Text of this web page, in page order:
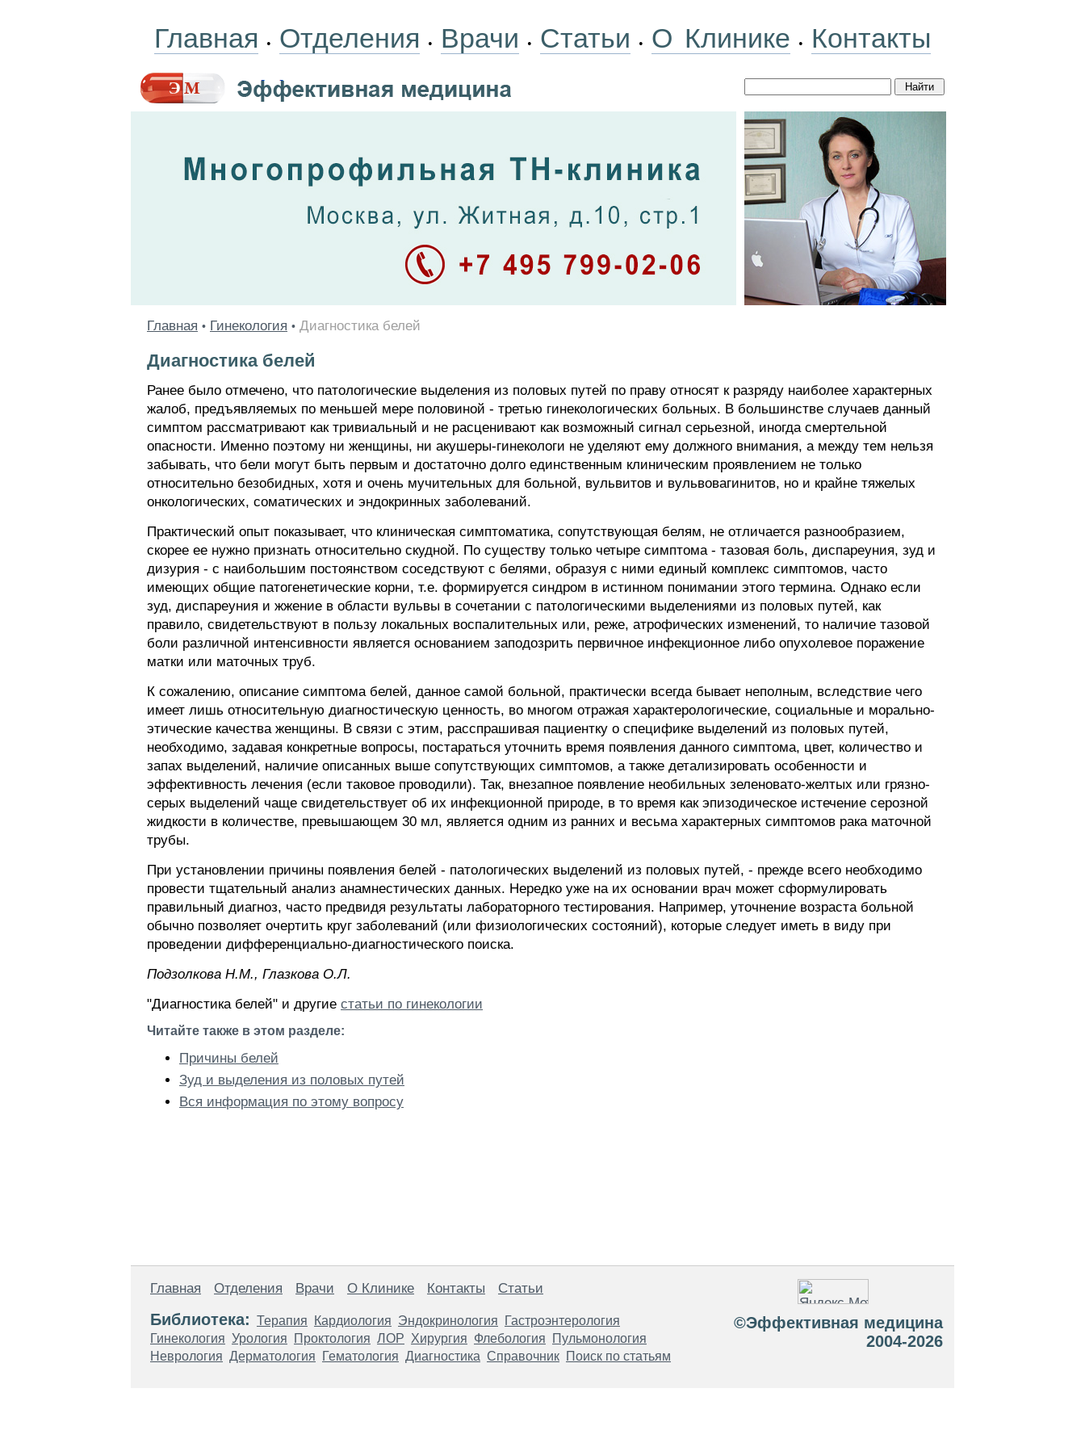
Главная • Отделения • Врачи • Статьи • О Клинике • Контакты
Главная • Гинекология • Диагностика белей
Диагностика белей
Ранее было отмечено, что патологические выделения из половых путей по праву относят к разряду наиболее характерных
жалоб, предъявляемых по меньшей мере половиной - третью гинекологических больных. В большинстве случаев данный
симптом рассматривают как тривиальный и не расценивают как возможный сигнал серьезной, иногда смертельной
опасности. Именно поэтому ни женщины, ни акушеры-гинекологи не уделяют ему должного внимания, а между тем нельзя
забывать, что бели могут быть первым и достаточно долго единственным клиническим проявлением не только
относительно безобидных, хотя и очень мучительных для больной, вульвитов и вульвовагинитов, но и крайне тяжелых
онкологических, соматических и эндокринных заболеваний.
Практический опыт показывает, что клиническая симптоматика, сопутствующая белям, не отличается разнообразием,
скорее ее нужно признать относительно скудной. По существу только четыре симптома - тазовая боль, диспареуния, зуд и
дизурия - с наибольшим постоянством соседствуют с белями, образуя с ними единый комплекс симптомов, часто
имеющих общие патогенетические корни, т.е. формируется синдром в истинном понимании этого термина. Однако если
зуд, диспареуния и жжение в области вульвы в сочетании с патологическими выделениями из половых путей, как
правило, свидетельствуют в пользу локальных воспалительных или, реже, атрофических изменений, то наличие тазовой
боли различной интенсивности является основанием заподозрить первичное инфекционное либо опухолевое поражение
матки или маточных труб.
К сожалению, описание симптома белей, данное самой больной, практически всегда бывает неполным, вследствие чего
имеет лишь относительную диагностическую ценность, во многом отражая характерологические, социальные и морально-
этические качества женщины. В связи с этим, расспрашивая пациентку о специфике выделений из половых путей,
необходимо, задавая конкретные вопросы, постараться уточнить время появления данного симптома, цвет, количество и
запах выделений, наличие описанных выше сопутствующих симптомов, а также детализировать особенности и
эффективность лечения (если таковое проводили). Так, внезапное появление необильных зеленовато-желтых или грязно-
серых выделений чаще свидетельствует об их инфекционной природе, в то время как эпизодическое истечение серозной
жидкости в количестве, превышающем 30 мл, является одним из ранних и весьма характерных симптомов рака маточной
трубы.
При установлении причины появления белей - патологических выделений из половых путей, - прежде всего необходимо
провести тщательный анализ анамнестических данных. Нередко уже на их основании врач может сформулировать
правильный диагноз, часто предвидя результаты лабораторного тестирования. Например, уточнение возраста больной
обычно позволяет очертить круг заболеваний (или физиологических состояний), которые следует иметь в виду при
проведении дифференциально-диагностического поиска.
Пoдзoлкoвa H.M., Глaзкoвa O.Л.
"Диагностика белей" и другие статьи по гинекологии
Читайте также в этом разделе:
Причины белей
Зуд и выделения из половых путей
Вся информация по этому вопросу
Главная Отделения Врачи О Клинике Контакты Статьи
Библиотека: Терапия Кардиология Эндокринология
Гастроэнтерология
Гинекология Урология Проктология ЛОР Хирургия Флебология
Пульмонология
Неврология Дерматология Гематология Диагностика Справочник Поиск по статьям
©Эффективная медицина
2004-2026